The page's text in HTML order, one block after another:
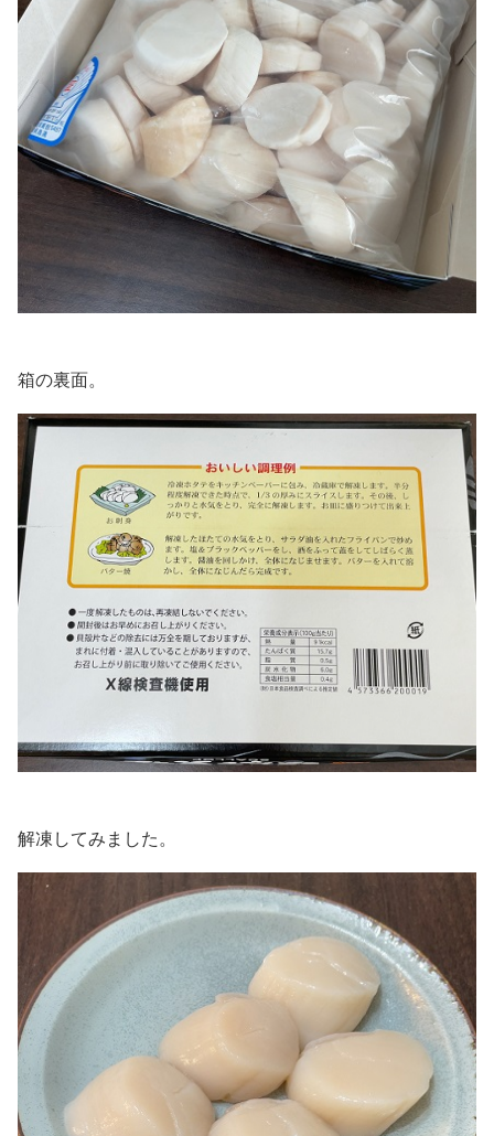
箱の裏面。
解凍してみました。